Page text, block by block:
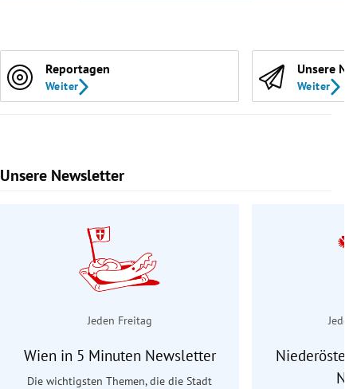
Reportagen
Weiter
Unsere
Weiter
Unsere Newsletter
Slide 1 von 9
Jeden Freitag
Wien in 5 Minuten Newsletter
Die wichtigsten Themen, die die Stadt